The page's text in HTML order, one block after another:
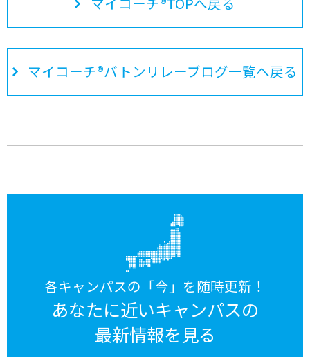
マイコーチ®バトンリレーブログ一覧へ戻る
各キャンパスの「今」を随時更新！
あなたに近いキャンパスの
最新情報を見る